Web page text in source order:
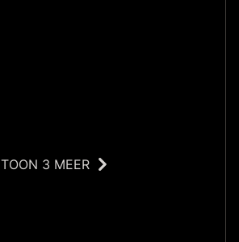
TOON 3 MEER